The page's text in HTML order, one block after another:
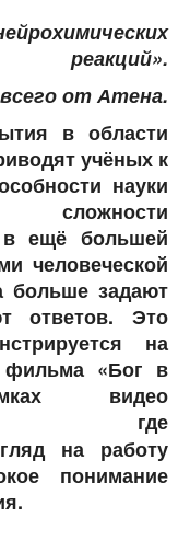
реакций».
от Атена.
в области
учёных к
науки
сложности
ещё большей
человеческой
больше задают
ответов. Это
на
фильма «Бог в
видео
где
на работу
понимание